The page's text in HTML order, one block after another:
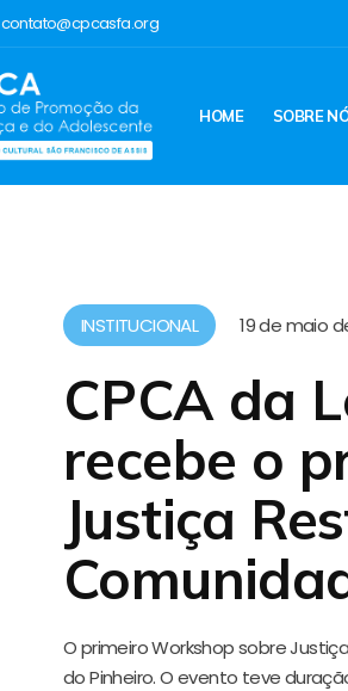
contato@cpcasfa.org
HOME SOBRE
INSTITUCIONAL 19 de maio
CPCA da
recebe o
Justiça
O primeiro Workshop sobre
do Pinheiro. O evento teve